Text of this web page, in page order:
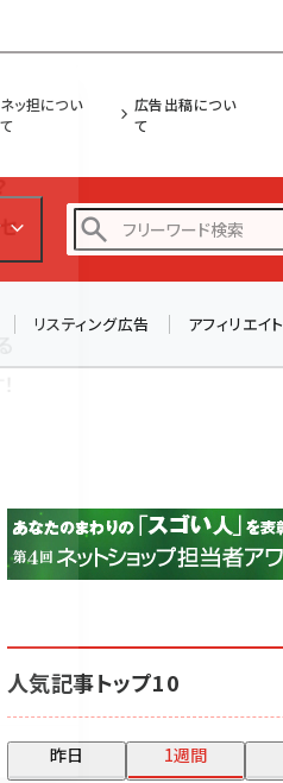
ネッ担につい
て
広告出稿につい
て
アスクル (1122)
base (1081)
リスティング広告 アフィリエイト
人気記事トップ10
昨日 1週間